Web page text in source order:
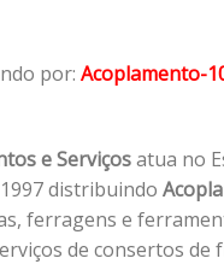
por: Acoplamento-
e Serviçosatua no
distribuindo
ferragens e
de consertos de